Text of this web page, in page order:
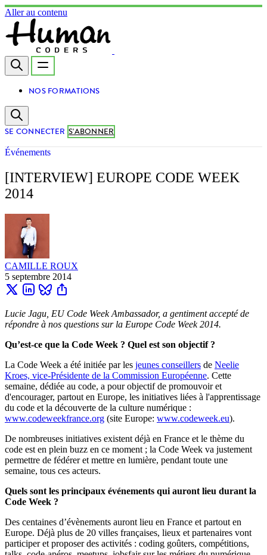
Aller au contenu
NOS FORMATIONS
SE CONNECTER S'ABONNER
Événements
[INTERVIEW] EUROPE CODE WEEK
2014
CAMILLE ROUX
5 septembre 2014
Lucie Jagu, EU Code Week Ambassador, a gentiment accepté de
répondre à nos questions sur la Europe Code Week 2014.
Qu’est-ce que la Code Week ? Quel est son objectif ?
La Code Week a été initiée par les jeunes conseillers de Neelie
Kroes, vice-Présidente de la Commission Européenne. Cette
semaine, dédiée au code, a pour objectif de promouvoir et
d'encourager, partout en Europe, les initiatives liées à l'apprentissage
du code et la découverte de la culture numérique :
www.codeweekfrance.org (site Europe: www.codeweek.eu).
De nombreuses initiatives existent déjà en France et le thème du
code est en plein buzz en ce moment ; la Code Week va justement
permettre de fédérer et mettre en lumière, pendant toute une
semaine, tous ces acteurs.
Quels sont les principaux événements qui auront lieu durant la
Code Week ?
Des centaines d’évènements auront lieu en France et partout en
Europe. Déjà plus de 20 villes françaises, lieux et partenaires vont
participer et proposer des activités : coding goûters, compétitions,